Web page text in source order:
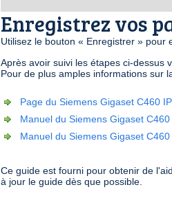
Enregistrez vos
Utilisez le bouton « Enregistrer » pour
Après avoir suivi les étapes ci-dessus
Pour de plus amples informations sur
Page du Siemens Gigaset C460 IP
Manuel du Siemens Gigaset C460
Manuel du Siemens Gigaset C460
Ce guide est fourni pour obtenir de
à jour le guide dès que possible.